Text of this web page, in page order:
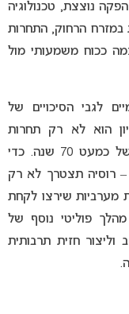
נוצצת, טכנולוגיה
במזרח הרחוק, התחרות
ככוח משמעותי מול
לגבי הסיכויים של
הוא לא רק תחרות
מוזיקלית, אלא מוסד תרבותי עם מסורת של כמעט 70 שנה. כדי
רוסיה תצטרך לא רק
מערביות שירצו לקחת
מהלך פוליטי נוסף של
חזית תרבותית